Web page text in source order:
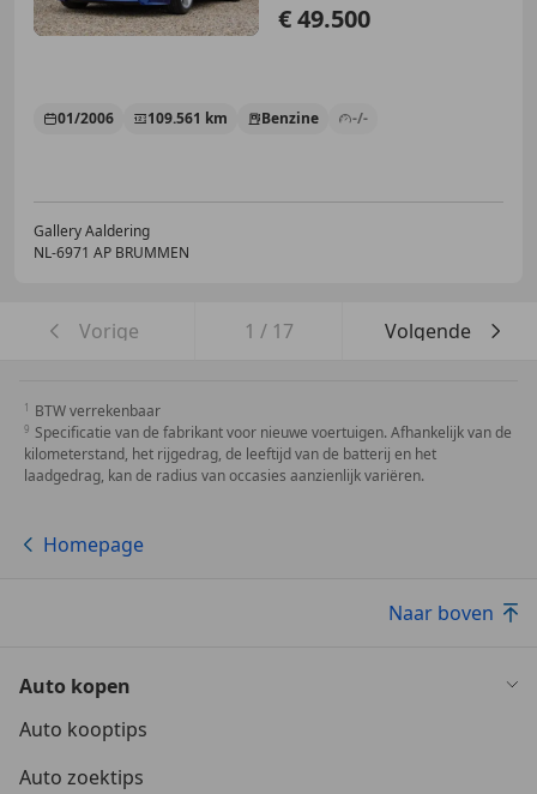
€ 49.500
01/2006 109.561 km Benzine -/-
Gallery Aaldering
NL-6971 AP BRUMMEN
Vorige 1 / 17 Volgende
BTW verrekenbaar
Specificatie van de fabrikant voor nieuwe voertuigen. Afhankelijk van de
kilometerstand, het rijgedrag, de leeftijd van de batterij en het
laadgedrag, kan de radius van occasies aanzienlijk variëren.
Homepage
Naar boven
Auto kopen
Auto kooptips
Auto zoektips